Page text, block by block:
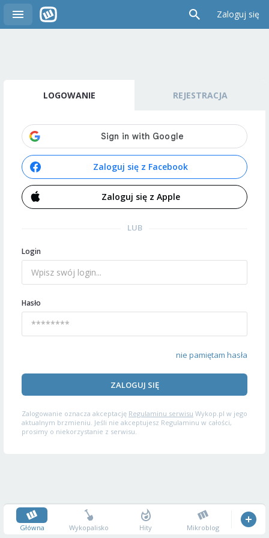
Zaloguj się
LOGOWANIE REJESTRACJA
Zaloguj się z Facebook
Zaloguj się z Apple
LUB
Login
Hasło
nie pamiętam hasła
ZALOGUJ SIĘ
Zalogowanie oznacza akceptację Regulaminu serwisu Wykop.pl w jego
aktualnym brzmieniu. Jeśli nie akceptujesz Regulaminu w całości,
prosimy o niekorzystanie z serwisu.
Główna Wykopalisko Hity Mikroblog